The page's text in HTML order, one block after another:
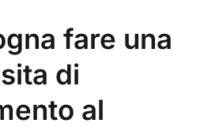
fare una
di
al